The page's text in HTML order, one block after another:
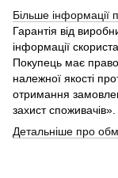
Більше інформації
Гарантія від
інформації
Покупець має
належної якості
отримання
захист споживачів».
Детальніше про